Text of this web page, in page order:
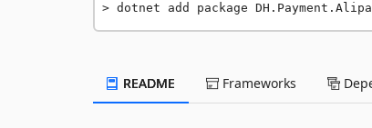
dotnet add package
README Frameworks